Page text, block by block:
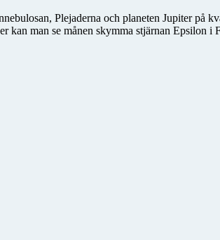
Plejaderna och planeten Jupiter på
kan man se månen skymma stjärnan Epsilon i